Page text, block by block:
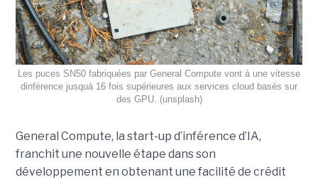
Les puces SN50 fabriquées par General Compute vont à une vitesse
dinférence jusquà 16 fois supérieures aux services cloud basés sur
des GPU. (unsplash)
General Compute, la start-up d’inférence d’IA,
franchit une nouvelle étape dans son
développement en obtenant une facilité de crédit